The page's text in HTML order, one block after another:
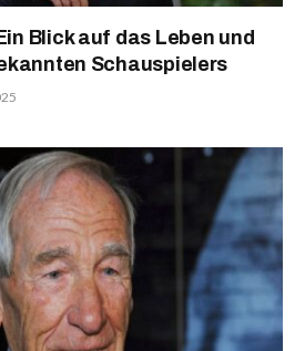
Blick auf das Leben und
Schauspielers